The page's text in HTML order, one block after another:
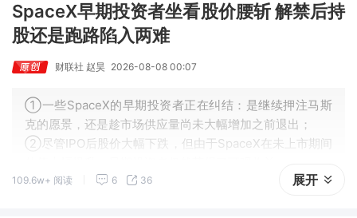
SpaceX早期投资者坐看股价腰斩 解禁后持
股还是跑路陷入两难
财联社 赵昊 2026-08-08 00:07
①一些SpaceX的早期投资者正在纠结：是继续押注马斯
克的愿景，还是趁市场供应量尚未大幅增加之前退出；
②尽管IPO后股价大幅下跌，但由于SpaceX在未上市期间
109.6w+ 阅读 6 36 展开